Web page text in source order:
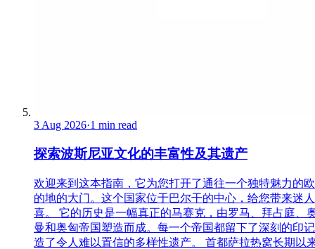
3 Aug 2026·1 min read
探索波斯尼亚文化的丰富性及其遗产
欢迎来到这本指南，它为您打开了通往一个独特魅力的
的地的大门。这个国家位于巴尔干的中心，给您带来迷
喜。 它的历史是一幅真正的马赛克，由罗马、拜占庭、
曼和奥匈帝国塑造而成。每一个帝国都留下了深刻的印
造了令人难以置信的多样性遗产。 首都萨拉热窝长期以